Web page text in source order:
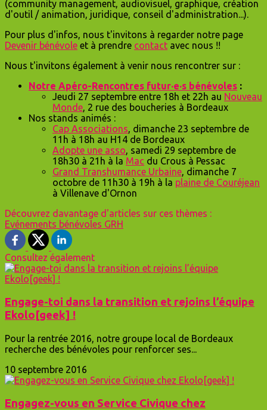
(community management, audiovisuel, graphique, création
d'outil / animation, juridique, conseil d'administration...).
Pour plus d'infos, nous t'invitons à regarder notre page
Devenir bénévole et à prendre contact avec nous !!
Nous t'invitons également à venir nous rencontrer sur :
Notre Apéro-Rencontres futur·e·s bénévoles :
Jeudi 27 septembre entre 18h et 22h au Nouveau
Monde, 2 rue des boucheries à Bordeaux
Nos stands animés :
Cap Associations, dimanche 23 septembre de
11h à 18h au H14 de Bordeaux
Adopte une asso, samedi 29 septembre de
18h30 à 21h à la Mac du Crous à Pessac
Grand Transhumance Urbaine, dimanche 7
octobre de 11h30 à 19h à la plaine de Couréjean
à Villenave d'Ornon
Découvrez davantage d'articles sur ces thèmes :
Evénements bénévoles GRH
Consultez également
Engage-toi dans la transition et rejoins l’équipe
Ekolo[geek] !
Pour la rentrée 2016, notre groupe local de Bordeaux
recherche des bénévoles pour renforcer ses...
10 septembre 2016
Engagez-vous en Service Civique chez